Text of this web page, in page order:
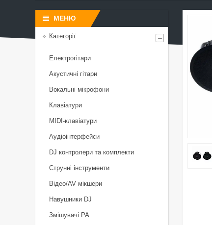
Категорії
Електрогітари
Акустичні гітари
Вокальні мікрофони
Клавіатури
MIDI-клавіатури
Аудіоінтерфейси
DJ контролери та комплекти
Струнні інструменти
Відео/AV мікшери
Навушники DJ
Змішувачі PA